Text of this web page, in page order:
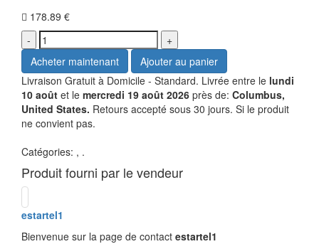
178.89 €
Livraison Gratuit à Domicile - Standard. Livrée entre le lundi
10 août et le mercredi 19 août 2026 près de: Columbus,
United States. Retours accepté sous 30 jours. Si le produit
ne convient pas.
Catégories: , .
Produit fourni par le vendeur
estartel1
Bienvenue sur la page de contact estartel1